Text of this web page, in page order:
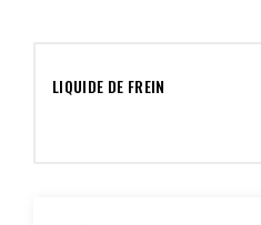
LIQUIDE DE FREIN